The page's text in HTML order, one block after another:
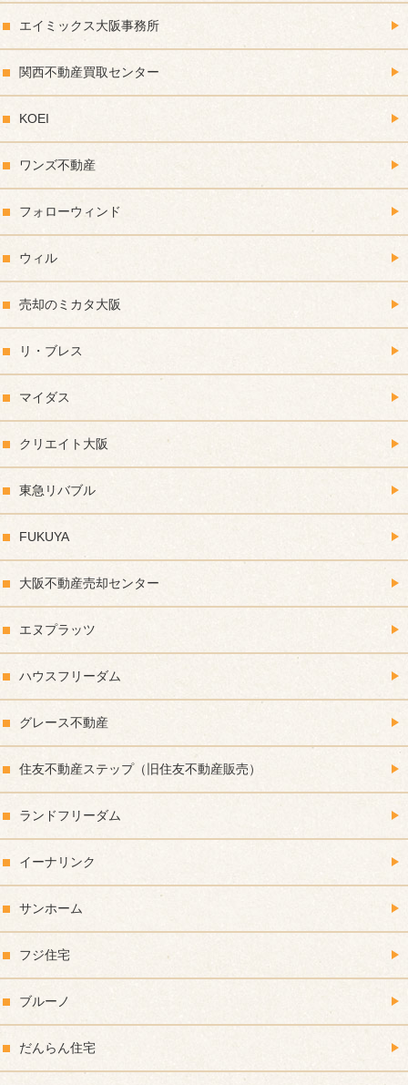
エイミックス大阪事務所
関西不動産買取センター
KOEI
ワンズ不動産
フォローウィンド
ウィル
売却のミカタ大阪
リ・ブレス
マイダス
クリエイト大阪
東急リバブル
FUKUYA
大阪不動産売却センター
エヌプラッツ
ハウスフリーダム
グレース不動産
住友不動産ステップ（旧住友不動産販売）
ランドフリーダム
イーナリンク
サンホーム
フジ住宅
ブルーノ
だんらん住宅